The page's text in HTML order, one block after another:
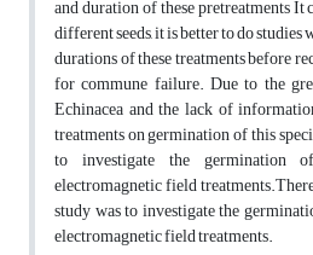
and duration of these pretreatments
different seeds, it is better to do
‎durations of these treatments before
for commune failure. Due to ‎the
Echinacea and the lack of
‎treatments on germination of this
to investigate the germination
electromagnetic field
study ‎was to investigate the
electromagnetic field ‎treatments. ‎